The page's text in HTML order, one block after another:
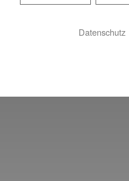
Datenschutz